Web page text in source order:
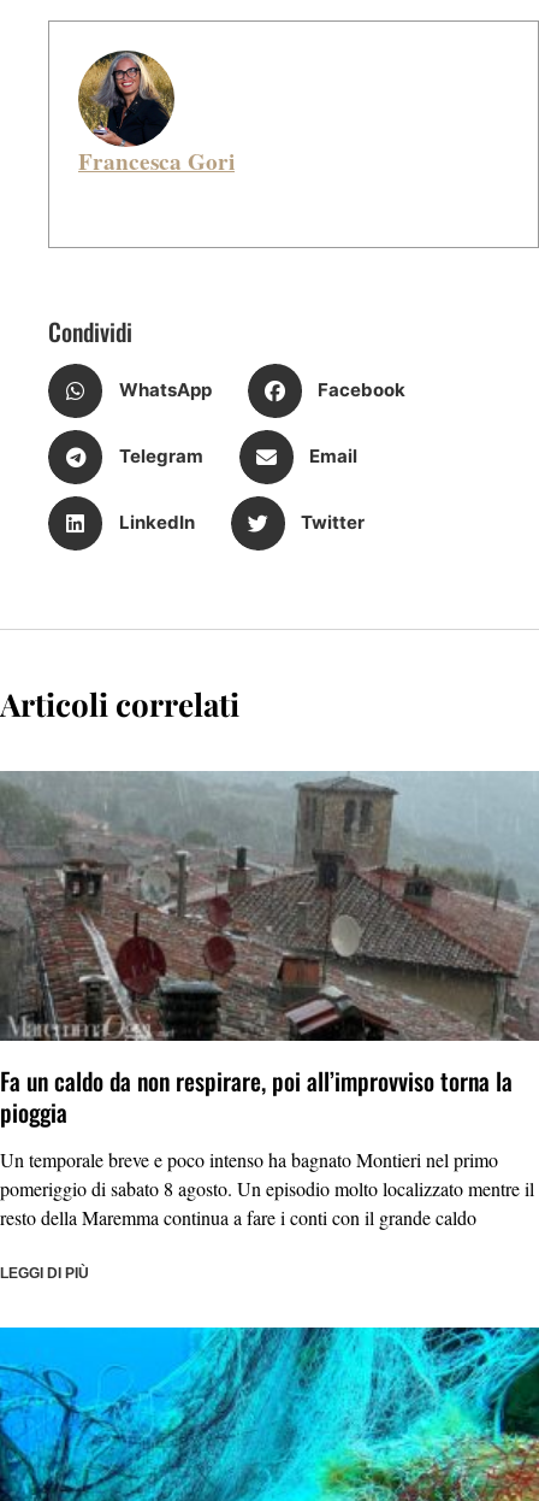
Francesca Gori
Condividi
WhatsApp Facebook
Telegram Email
LinkedIn Twitter
Articoli correlati
Fa un caldo da non respirare, poi all’improvviso torna la
pioggia
Un temporale breve e poco intenso ha bagnato Montieri nel primo
pomeriggio di sabato 8 agosto. Un episodio molto localizzato mentre il
resto della Maremma continua a fare i conti con il grande caldo
LEGGI DI PIÙ